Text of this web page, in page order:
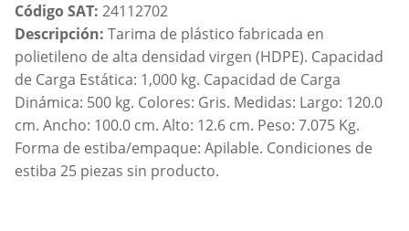
Código SAT: 24112702
Descripción: Tarima de plástico fabricada en
polietileno de alta densidad virgen (HDPE). Capacidad
de Carga Estática: 1,000 kg. Capacidad de Carga
Dinámica: 500 kg. Colores: Gris. Medidas: Largo: 120.0
cm. Ancho: 100.0 cm. Alto: 12.6 cm. Peso: 7.075 Kg.
Forma de estiba/empaque: Apilable. Condiciones de
estiba 25 piezas sin producto.